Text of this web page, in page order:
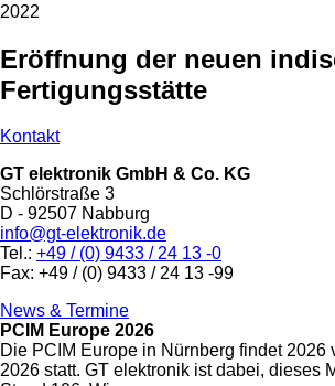
2022
Eröffnung der neuen
Fertigungsstätte
Kontakt
GT elektronik GmbH & Co. KG
Schlörstraße 3
D - 92507 Nabburg
info@gt-elektronik.de
Tel.: +49 / (0) 9433 / 24 13 -0
Fax: +49 / (0) 9433 / 24 13 -99
News & Termine
PCIM Europe 2026
Die PCIM Europe in Nürnberg findet 2026
2026 statt. GT elektronik ist dabei, dieses